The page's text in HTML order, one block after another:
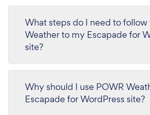
What steps do I need to follow
Weather to my Escapade for
site?
Why should I use POWR
Escapade for WordPress site?